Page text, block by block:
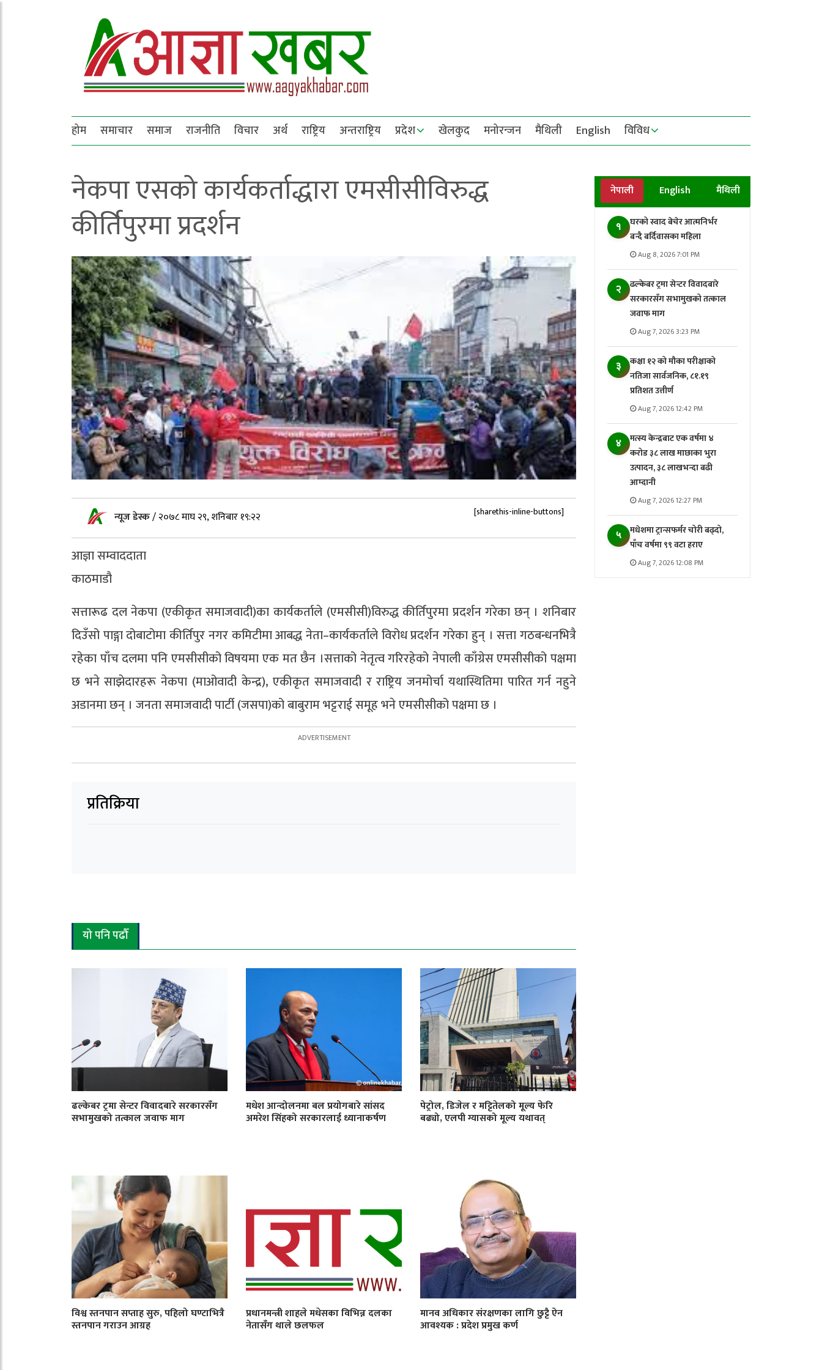
होम समाचार समाज राजनीति विचार अर्थ राष्ट्रिय अन्तराष्ट्रिय प्रदेश खेलकुद मनोरन्जन मैथिली English विविध
नेकपा एसको कार्यकर्ताद्धारा एमसीसीविरुद्ध
कीर्तिपुरमा प्रदर्शन
न्यूज डेस्क/२०७८ माघ २९, शनिबार १९:२२ [sharethis-inline-buttons]
आज्ञा सम्वाददाता
काठमाडौ
सत्तारूढ दल नेकपा (एकीकृत समाजवादी)का कार्यकर्ताले (एमसीसी)विरुद्ध कीर्तिपुरमा प्रदर्शन गरेका छन् । शनिबार
दिउँसो पाङ्गा दोबाटोमा कीर्तिपुर नगर कमिटीमा आबद्ध नेता–कार्यकर्ताले विरोध प्रदर्शन गरेका हुन् । सत्ता गठबन्धनभित्रै
रहेका पाँच दलमा पनि एमसीसीको विषयमा एक मत छैन ।सत्ताको नेतृत्व गरिरहेको नेपाली काँग्रेस एमसीसीको पक्षमा
छ भने साझेदारहरू नेकपा (माओवादी केन्द्र), एकीकृत समाजवादी र राष्ट्रिय जनमोर्चा यथास्थितिमा पारित गर्न नहुने
अडानमा छन् । जनता समाजवादी पार्टी (जसपा)को बाबुराम भट्टराई समूह भने एमसीसीको पक्षमा छ ।
प्रतिक्रिया
नेपाली English मैथिली
१
घरको स्वाद बेचेर आत्मनिर्भर
बन्दै बर्दिवासका महिला
Aug 8, 2026 7:01 PM
२
ढल्केबर ट्रमा सेन्टर विवादबारे
सरकारसँग सभामुखको तत्काल
जवाफ माग
Aug 7, 2026 3:23 PM
३
कक्षा १२ को मौका परीक्षाको
नतिजा सार्वजनिक, ८१.१९
प्रतिशत उत्तीर्ण
Aug 7, 2026 12:42 PM
४
मत्स्य केन्द्रबाट एक वर्षमा ४
करोड ३८ लाख माछाका भुरा
उत्पादन, ३८ लाखभन्दा बढी
आम्दानी
Aug 7, 2026 12:27 PM
५
मधेशमा ट्रान्सफर्मर चोरी बढ्दो,
पाँच वर्षमा ९९ वटा हराए
Aug 7, 2026 12:08 PM
यो पनि पढौँ
ढल्केबर ट्रमा सेन्टर विवादबारे सरकारसँग
सभामुखको तत्काल जवाफ माग
मधेश आन्दोलनमा बल प्रयोगबारे सांसद
अमरेश सिंहको सरकारलाई ध्यानाकर्षण
पेट्रोल, डिजेल र मट्टितेलको मूल्य फेरि
बढ्यो, एलपी ग्यासको मूल्य यथावत्
विश्व स्तनपान सप्ताह सुरु, पहिलो घण्टाभित्रै
स्तनपान गराउन आग्रह
प्रधानमन्त्री शाहले मधेसका विभिन्न दलका
नेतासँग थाले छलफल
मानव अधिकार संरक्षणका लागि छुट्टै ऐन
आवश्यक : प्रदेश प्रमुख कर्ण